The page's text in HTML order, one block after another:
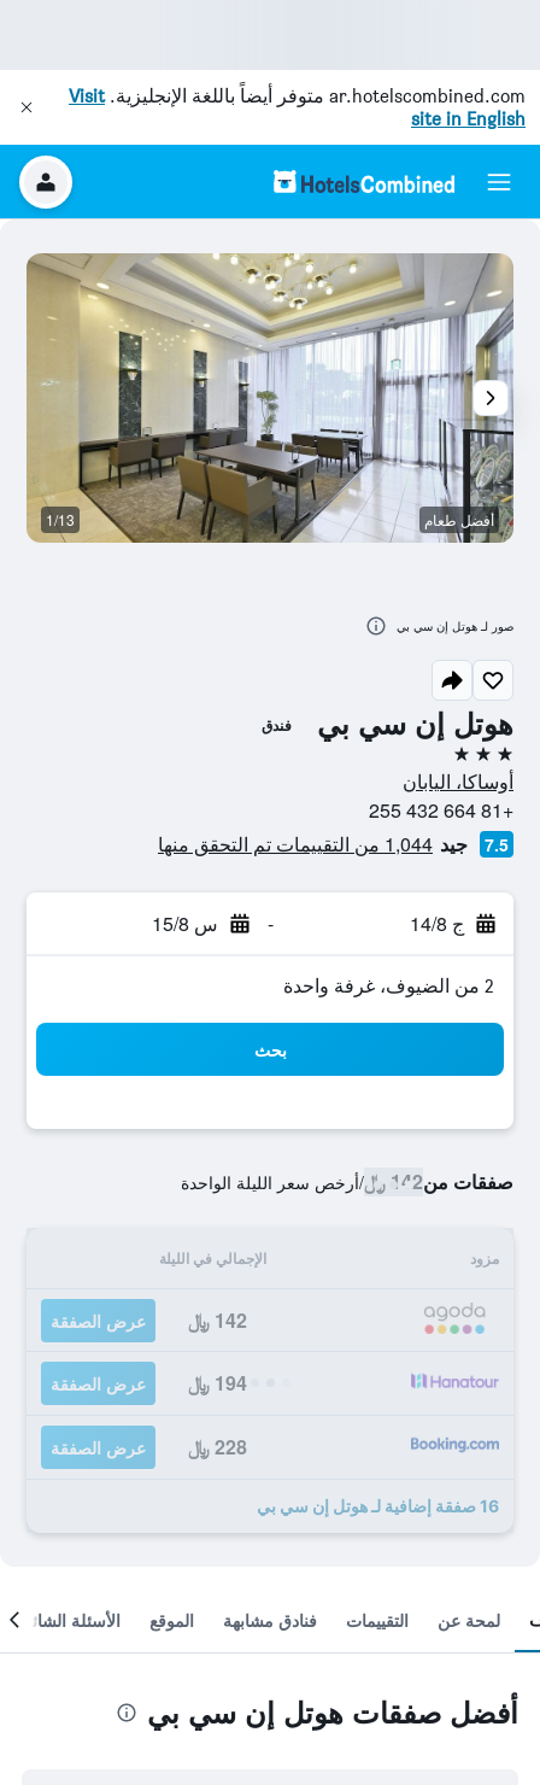
ar.hotelscombined.com متوفر أيضاً باللغة الإنجليزية.Visit
site in English
هوتل إن سي بي فندق
3 نجوم
أوساكا، اليابان
+81 664 432 255
7.5 جيد 1,044 من التقييمات تم التحقق منها
ج 14/8 - س 15/8
2 من الضيوف، غرفة واحدة
بحث
صفقات من142 ﷼ /أرخص سعر الليلة الواحدة
مزود الإجمالي في الليلة
142 ﷼ عرض الصفقة
194 ﷼ عرض الصفقة
228 ﷼ عرض الصفقة
16 صفقة إضافية لـ هوتل إن سي بي
أفضل طعام 1/13
صور لـ هوتل إن سي بي
لمحة عن التقييمات فنادق مشابهة الموقع الأسئلة الشائعة
أفضل صفقات هوتل إن سي بي